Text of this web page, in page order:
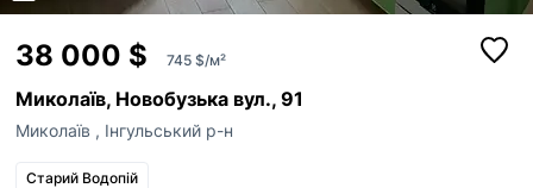
38 000 $ 745 $/м²
Миколаїв, Новобузька вул., 91
Миколаїв , Інгульський р-н
Старий Водопій